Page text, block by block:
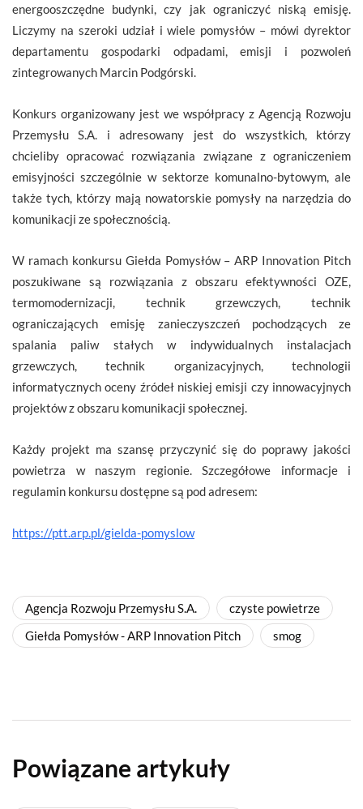
energooszczędne budynki, czy jak ograniczyć niską emisję.
Liczymy na szeroki udział i wiele pomysłów – mówi dyrektor
departamentu gospodarki odpadami, emisji i pozwoleń
zintegrowanych Marcin Podgórski.
Konkurs organizowany jest we współpracy z Agencją Rozwoju
Przemysłu S.A. i adresowany jest do wszystkich, którzy
chcieliby opracować rozwiązania związane z ograniczeniem
emisyjności szczególnie w sektorze komunalno-bytowym, ale
także tych, którzy mają nowatorskie pomysły na narzędzia do
komunikacji ze społecznością.
W ramach konkursu Giełda Pomysłów – ARP Innovation Pitch
poszukiwane są rozwiązania z obszaru efektywności OZE,
termomodernizacji, technik grzewczych, technik
ograniczających emisję zanieczyszczeń pochodzących ze
spalania paliw stałych w indywidualnych instalacjach
grzewczych, technik organizacyjnych, technologii
informatycznych oceny źródeł niskiej emisji czy innowacyjnych
projektów z obszaru komunikacji społecznej.
Każdy projekt ma szansę przyczynić się do poprawy jakości
powietrza w naszym regionie. Szczegółowe informacje i
regulamin konkursu dostępne są pod adresem:
https://ptt.arp.pl/gielda-pomyslow
Agencja Rozwoju Przemysłu S.A.
czyste powietrze
Giełda Pomysłów - ARP Innovation Pitch
smog
Powiązane artykuły